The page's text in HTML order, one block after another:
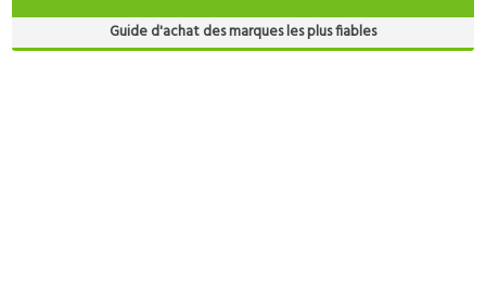
Guide d'achat des marques les plus fiables